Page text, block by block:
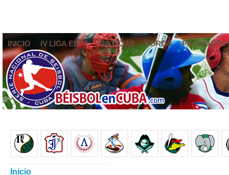
INICIO IV LIGA ELITE NOTICIAS FOROS
Inicio